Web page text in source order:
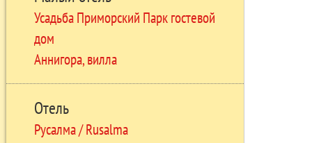
Усадьба Приморский Парк гостевой
дом
Аннигора, вилла
Отель
Русалма / Rusalma